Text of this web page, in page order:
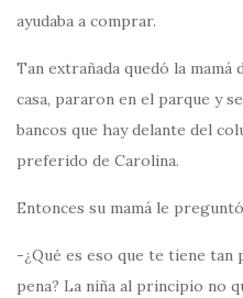
ayudaba a comprar.
Tan extrañada quedó la mamá
casa, pararon en el parque y
bancos que hay delante del
preferido de Carolina.
Entonces su mamá le
-¿Qué es eso que te tiene tan
pena? La niña al principio no